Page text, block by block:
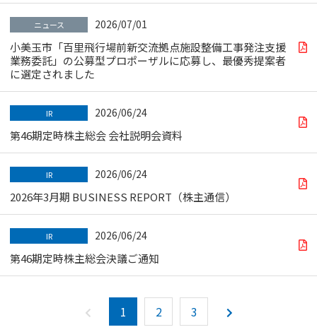
ニュース 2026/07/01
小美玉市「百里飛行場前新交流拠点施設整備工事発注支援
業務委託」の公募型プロポーザルに応募し、最優秀提案者
に選定されました
IR 2026/06/24
第46期定時株主総会 会社説明会資料
IR 2026/06/24
2026年3月期 BUSINESS REPORT（株主通信）
IR 2026/06/24
第46期定時株主総会決議ご通知
1 2 3